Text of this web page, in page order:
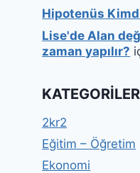
Hipotenüs
Lise'de Alan
zaman yapılır?
KATEGORILER
2kr2
Eğitim – Öğretim
Ekonomi